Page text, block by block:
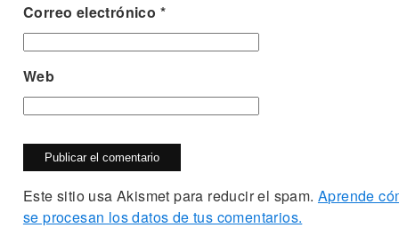
Correo electrónico *
Web
Este sitio usa Akismet para reducir el spam. Aprende
se procesan los datos de tus comentarios.